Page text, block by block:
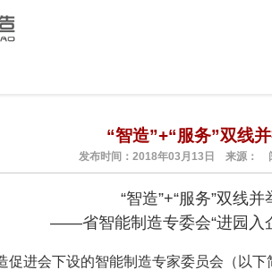
“智造”+“服务”双线
发布时间：2018年03月13日 来源：
“智造”+“服务”双线
——省智能制造专委会“进园入
促进会下设的智能制造专家委员会（以